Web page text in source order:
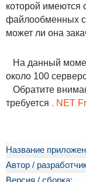
которой
файлообменных
может ли она
На данный
около 100
Обратите
требуется . NET
Название
Автор /
Версия / сборка: